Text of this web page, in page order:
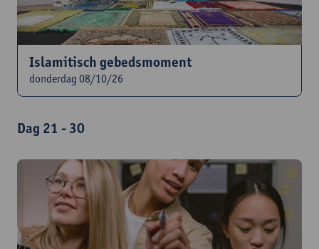
Islamitisch gebedsmoment
donderdag 08/10/26
Dag 21 - 30